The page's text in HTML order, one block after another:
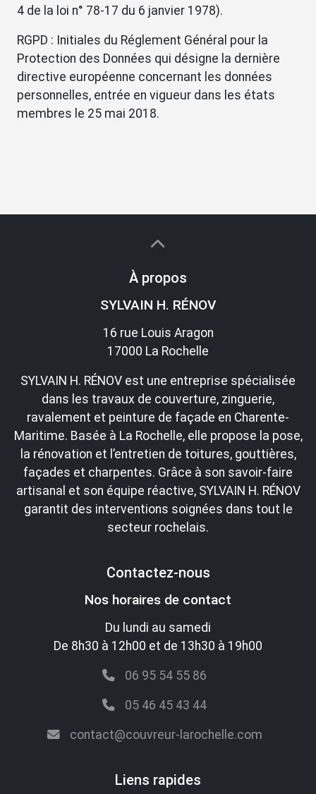
4 de la loi n° 78-17 du 6 janvier 1978).
RGPD : Initiales du Réglement Général pour la
Protection des Données qui désigne la dernière
directive européenne concernant les données
personnelles, entrée en vigueur dans les états
membres le 25 mai 2018.
À propos
SYLVAIN H. RÉNOV
16 rue Louis Aragon
17000 La Rochelle
SYLVAIN H. RÉNOV est une entreprise spécialisée
dans les travaux de couverture, zinguerie,
ravalement et peinture de façade en Charente-
Maritime. Basée à La Rochelle, elle propose la pose,
la rénovation et l’entretien de toitures, gouttières,
façades et charpentes. Grâce à son savoir-faire
artisanal et son équipe réactive, SYLVAIN H. RÉNOV
garantit des interventions soignées dans tout le
secteur rochelais.
Contactez-nous
Nos horaires de contact
Du lundi au samedi
De 8h30 à 12h00 et de 13h30 à 19h00
06 95 54 55 86
05 46 45 43 44
contact@couvreur-larochelle.com
Liens rapides